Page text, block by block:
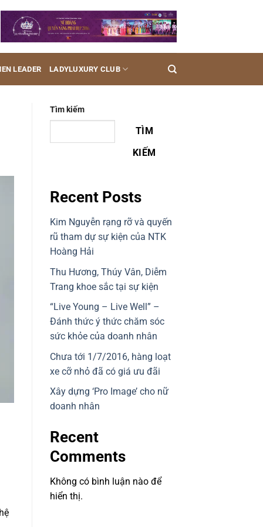
LEADER LADYLUXURY CLUB
Tìm kiếm
TÌM
KIẾM
Recent Posts
Kim Nguyễn rạng rỡ và quyến
rũ tham dự sự kiện của NTK
Hoàng Hải
Thu Hương, Thúy Vân, Diễm
Trang khoe sắc tại sự kiện
“Live Young – Live Well” –
Đánh thức ý thức chăm sóc
sức khỏe của doanh nhân
Chưa tới 1/7/2016, hàng loạt
xe cỡ nhỏ đã có giá ưu đãi
Xây dựng ‘Pro Image’ cho nữ
doanh nhân
Recent
Comments
Không có bình luận nào để
hiển thị.